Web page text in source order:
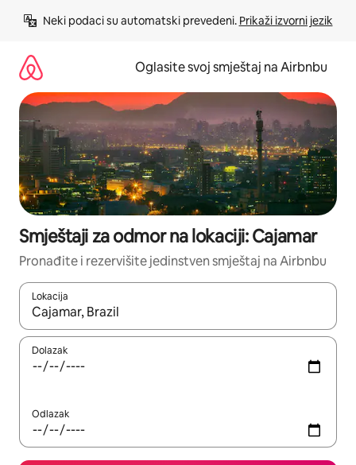
Neki podaci su automatski prevedeni. Prikaži izvorni jezik
Oglasite svoj smještaj na Airbnbu
Smještaji za odmor na lokaciji: Cajamar
Pronađite i rezervišite jedinstven smještaj na Airbnbu
Lokacija
Kad rezultati budu dostupni, krećite se gore i dolje pomoću
Dolazak
Odlazak